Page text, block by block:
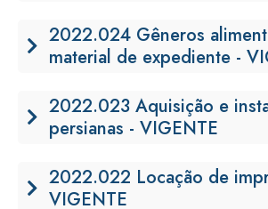
2022.024 Gêneros
material de expediente -
2022.023 Aquisição e
persianas - VIGENTE
2022.022 Locação de
VIGENTE